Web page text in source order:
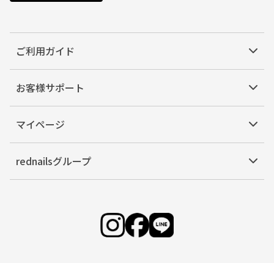
ご利用ガイド
お客様サポート
マイページ
rednailsグループ